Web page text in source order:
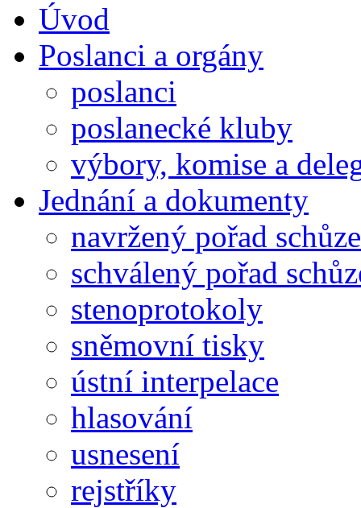
Úvod
Poslanci a orgány
poslanci
poslanecké kluby
výbory, komise a
Jednání a dokumenty
navržený pořad schůze
schválený pořad
stenoprotokoly
sněmovní tisky
ústní interpelace
hlasování
usnesení
rejstříky